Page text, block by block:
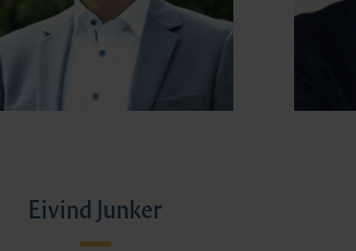
Eivind Junker